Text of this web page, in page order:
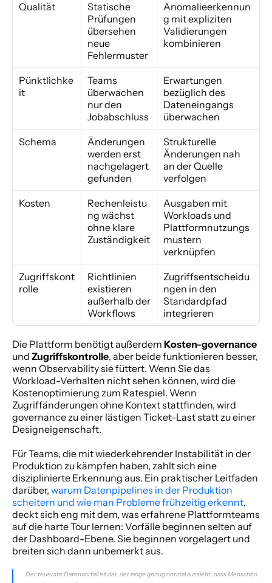
Qualität
Statische
Prüfungen
übersehen
neue
Fehlermuster
Anomalieerkennun
g mit expliziten
Validierungen
kombinieren
Pünktlichke
it
Teams
überwachen
nur den
Jobabschluss
Erwartungen
bezüglich des
Dateneingangs
überwachen
Schema
Änderungen
werden erst
nachgelagert
gefunden
Strukturelle
Änderungen nah
an der Quelle
verfolgen
Kosten
Rechenleistu
ng wächst
ohne klare
Zuständigkeit
Ausgaben mit
Workloads und
Plattformnutzungs
mustern
verknüpfen
Zugriffskont
rolle
Richtlinien
existieren
außerhalb der
Workflows
Zugriffsentscheidu
ngen in den
Standardpfad
integrieren
Die Plattform benötigt außerdem Kosten-governance
und Zugriffskontrolle, aber beide funktionieren besser,
wenn Observability sie füttert. Wenn Sie das
Workload-Verhalten nicht sehen können, wird die
Kostenoptimierung zum Ratespiel. Wenn
Zugriffänderungen ohne Kontext stattfinden, wird
governance zu einer lästigen Ticket-Last statt zu einer
Designeigenschaft.
Für Teams, die mit wiederkehrender Instabilität in der
Produktion zu kämpfen haben, zahlt sich eine
disziplinierte Erkennung aus. Ein praktischer Leitfaden
darüber, warum Datenpipelines in der Produktion
scheitern und wie man Probleme frühzeitig erkennt,
deckt sich eng mit dem, was erfahrene Plattformteams
auf die harte Tour lernen: Vorfälle beginnen selten auf
der Dashboard-Ebene. Sie beginnen vorgelagert und
breiten sich dann unbemerkt aus.
Der teuerste Datenvorfall ist der, der lange genug normal aussieht, dass Menschen